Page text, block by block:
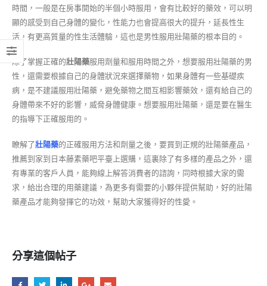
時間，一般是在房事開始的半個小時服用，會有比較好的藥效，可以明
顯的感受到自己身體的變化，性能力也會提高很大的提升，延長性生
活，有更高質量的性生活體驗，這也是男性服用壯陽藥的根本目的。
除了掌握正確的壯陽藥服用劑量和服用時間之外，想要服用壯陽藥的男
性，還需要根據自己的身體狀況來選擇藥物，如果身體有一些基礎疾
病，是不建議服用壯陽藥，避免藥物之間互相影響藥效，還有給自己的
身體帶來不好的影響，威脅身體健康。想要服用壯陽藥，還是要在醫生
的指導下正確服用的。
瞭解了壯陽藥的正確服用方法和劑量之後，要買到正規的壯陽藥產品，
推薦到家到日本藤素藥吧平臺上選購，這裏除了有多樣的產品之外，還
有專業的客戶人員，能夠線上解答消費者的諮詢，同時根據大家的需
求，給出合理的用藥建議，為更多有需要的小夥伴提供幫助，好的壯陽
藥產品才能夠發揮它的功效，幫助大家獲得好的性愛。
分享這個帖子